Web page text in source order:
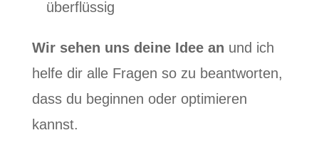
überflüssig
Wir sehen uns deine Idee an und ich
helfe dir alle Fragen so zu beantworten,
dass du beginnen oder optimieren
kannst.